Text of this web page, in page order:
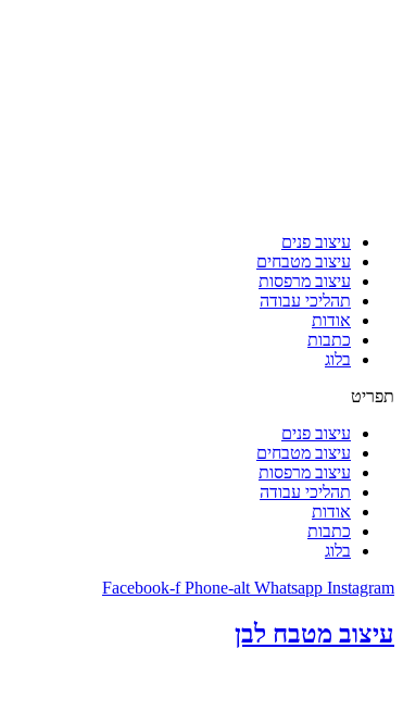
עיצוב פנים
עיצוב מטבחים
עיצוב מרפסות
תהליכי עבודה
אודות
כתבות
בלוג
תפריט
עיצוב פנים
עיצוב מטבחים
עיצוב מרפסות
תהליכי עבודה
אודות
כתבות
בלוג
Facebook-f Phone-alt Whatsapp Instagram
עיצוב מטבח לבן